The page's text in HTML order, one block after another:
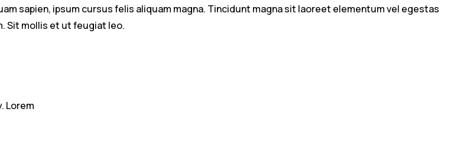
sapien, ipsum cursus felis aliquam magna. Tincidunt magna sit laoreet elementum vel egestas
Sit mollis et ut feugiat leo.
Lorem